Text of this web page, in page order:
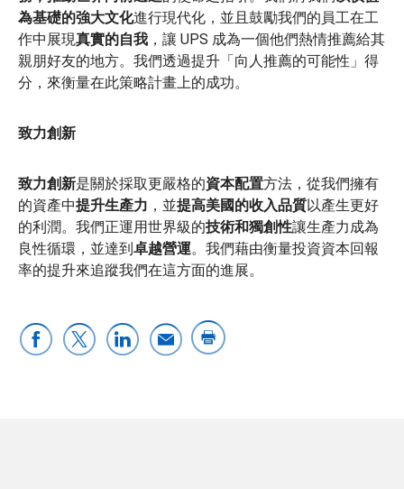
為基礎的強大文化進行現代化，並且鼓勵我們的員工在工
作中展現真實的自我 ，讓 UPS 成為一個他們熱情推薦給其
親朋好友的地方。我們透過提升「向人推薦的可能性」得
分，來衡量在此策略計畫上的成功。
致力創新
致力創新是關於採取更嚴格的資本配置方法，從我們擁有
的資產中提升生產力 ，並提高美國的收入品質以產生更好
的利潤。我們正運用世界級的技術和獨創性讓生產力成為
良性循環，並達到卓越營運。我們藉由衡量投資資本回報
率的提升來追蹤我們在這方面的進展。